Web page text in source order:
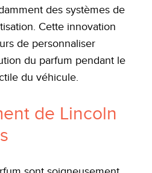
des systèmes de
Cette innovation
de personnaliser
du parfum pendant le
du véhicule.
de Lincoln